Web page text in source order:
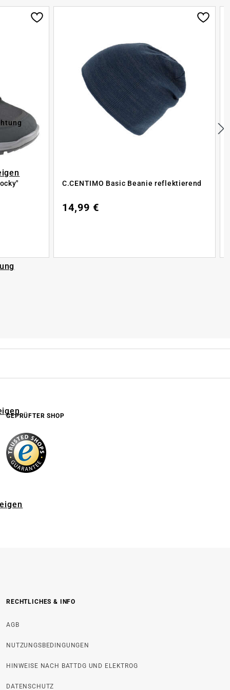
C.CENTIMO Basic Beanie reflektierend
14,99 €
GEPRÜFTER SHOP
RECHTLICHES & INFO
AGB
NUTZUNGSBEDINGUNGEN
HINWEISE NACH BATTDG UND ELEKTROG
DATENSCHUTZ